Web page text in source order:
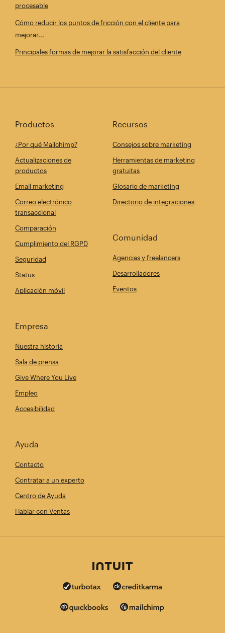
procesable
Cómo reducir los puntos de fricción con el cliente para
mejorar...
Principales formas de mejorar la satisfacción del cliente
Productos
¿Por qué Mailchimp?
Actualizaciones de
productos
Email marketing
Correo electrónico
transaccional
Comparación
Cumplimiento del RGPD
Seguridad
Status
Aplicación móvil
Recursos
Consejos sobre marketing
Herramientas de marketing
gratuitas
Glosario de marketing
Directorio de integraciones
Comunidad
Agencias y freelancers
Desarrolladores
Eventos
Empresa
Nuestra historia
Sala de prensa
Give Where You Live
Empleo
Accesibilidad
Ayuda
Contacto
Contratar a un experto
Centro de Ayuda
Hablar con Ventas